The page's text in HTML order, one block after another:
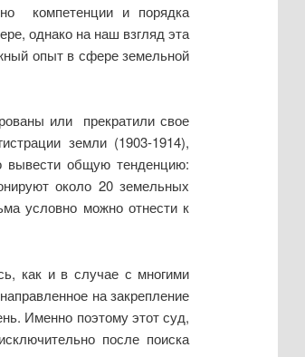
компетенции и порядка
однако на наш взгляд эта
опыт в сфере земельной
или прекратили свое
земли (1903-1914),
общую тенденцию:
около 20 земельных
условно можно отнести к
как и в случае с многими
на закрепление
Именно поэтому этот суд,
после поиска